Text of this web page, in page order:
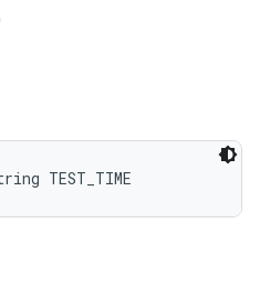
TEST_TIME